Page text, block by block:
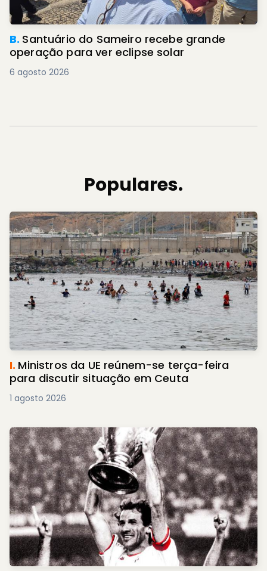
B. Santuário do Sameiro recebe grande
operação para ver eclipse solar
6 agosto 2026
Populares.
I. Ministros da UE reúnem-se terça-feira
para discutir situação em Ceuta
1 agosto 2026